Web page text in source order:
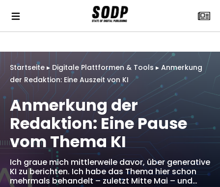
Startseite ▸ Digitale Plattformen & Tools ▸ Anmerkung
der Redaktion: Eine Auszeit von KI
Anmerkung der
Redaktion: Eine Pause
vom Thema KI
Ich graue mich mittlerweile davor, über generative
KI zu berichten. Ich habe das Thema hier schon
mehrmals behandelt – zuletzt Mitte Mai – und…